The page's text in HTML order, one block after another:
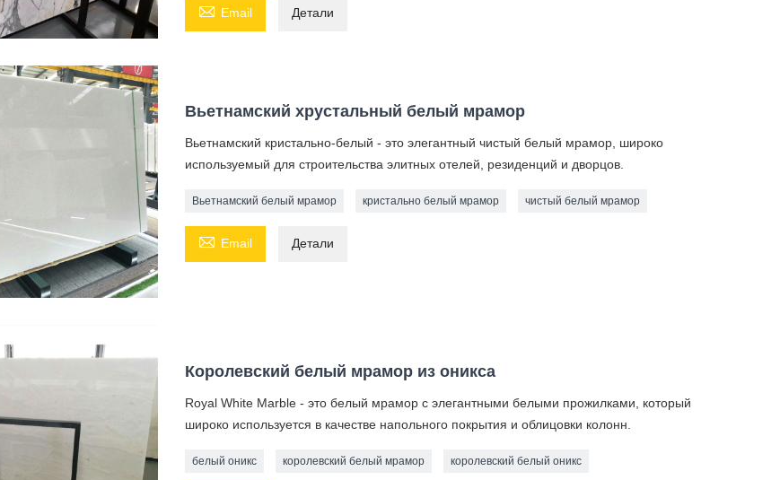
 Email Детали
Вьетнамский хрустальный белый мрамор
Вьетнамский кристально-белый - это элегантный чистый белый мрамор, широко
используемый для строительства элитных отелей, резиденций и дворцов.
Вьетнамский белый мрамор кристально белый мрамор чистый белый мрамор
 Email Детали
Королевский белый мрамор из оникса
Royal White Marble - это белый мрамор с элегантными белыми прожилками, который
широко используется в качестве напольного покрытия и облицовки колонн.
белый оникс королевский белый мрамор королевский белый оникс